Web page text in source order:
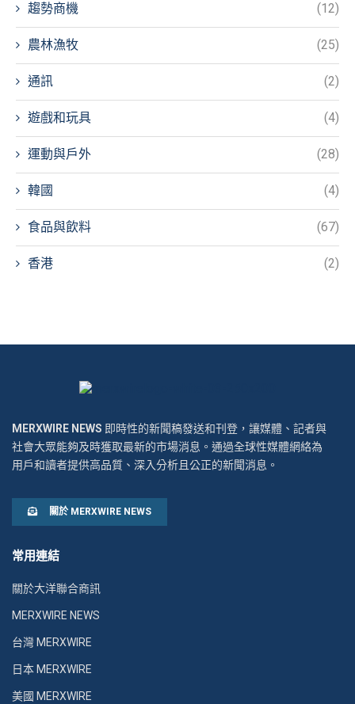
趨勢商機 (12)
農林漁牧 (25)
通訊 (2)
遊戲和玩具 (4)
運動與戶外 (28)
韓國 (4)
食品與飲料 (67)
香港 (2)
MERXWIRE NEWS 即時性的新聞稿發送和刊登，讓媒體、記者與
社會大眾能夠及時獲取最新的市場消息。通過全球性媒體網絡為
用戶和讀者提供高品質、深入分析且公正的新聞消息。
關於 MERXWIRE NEWS
常用連結
關於大洋聯合商訊
MERXWIRE NEWS
台灣 MERXWIRE
日本 MERXWIRE
美國 MERXWIRE